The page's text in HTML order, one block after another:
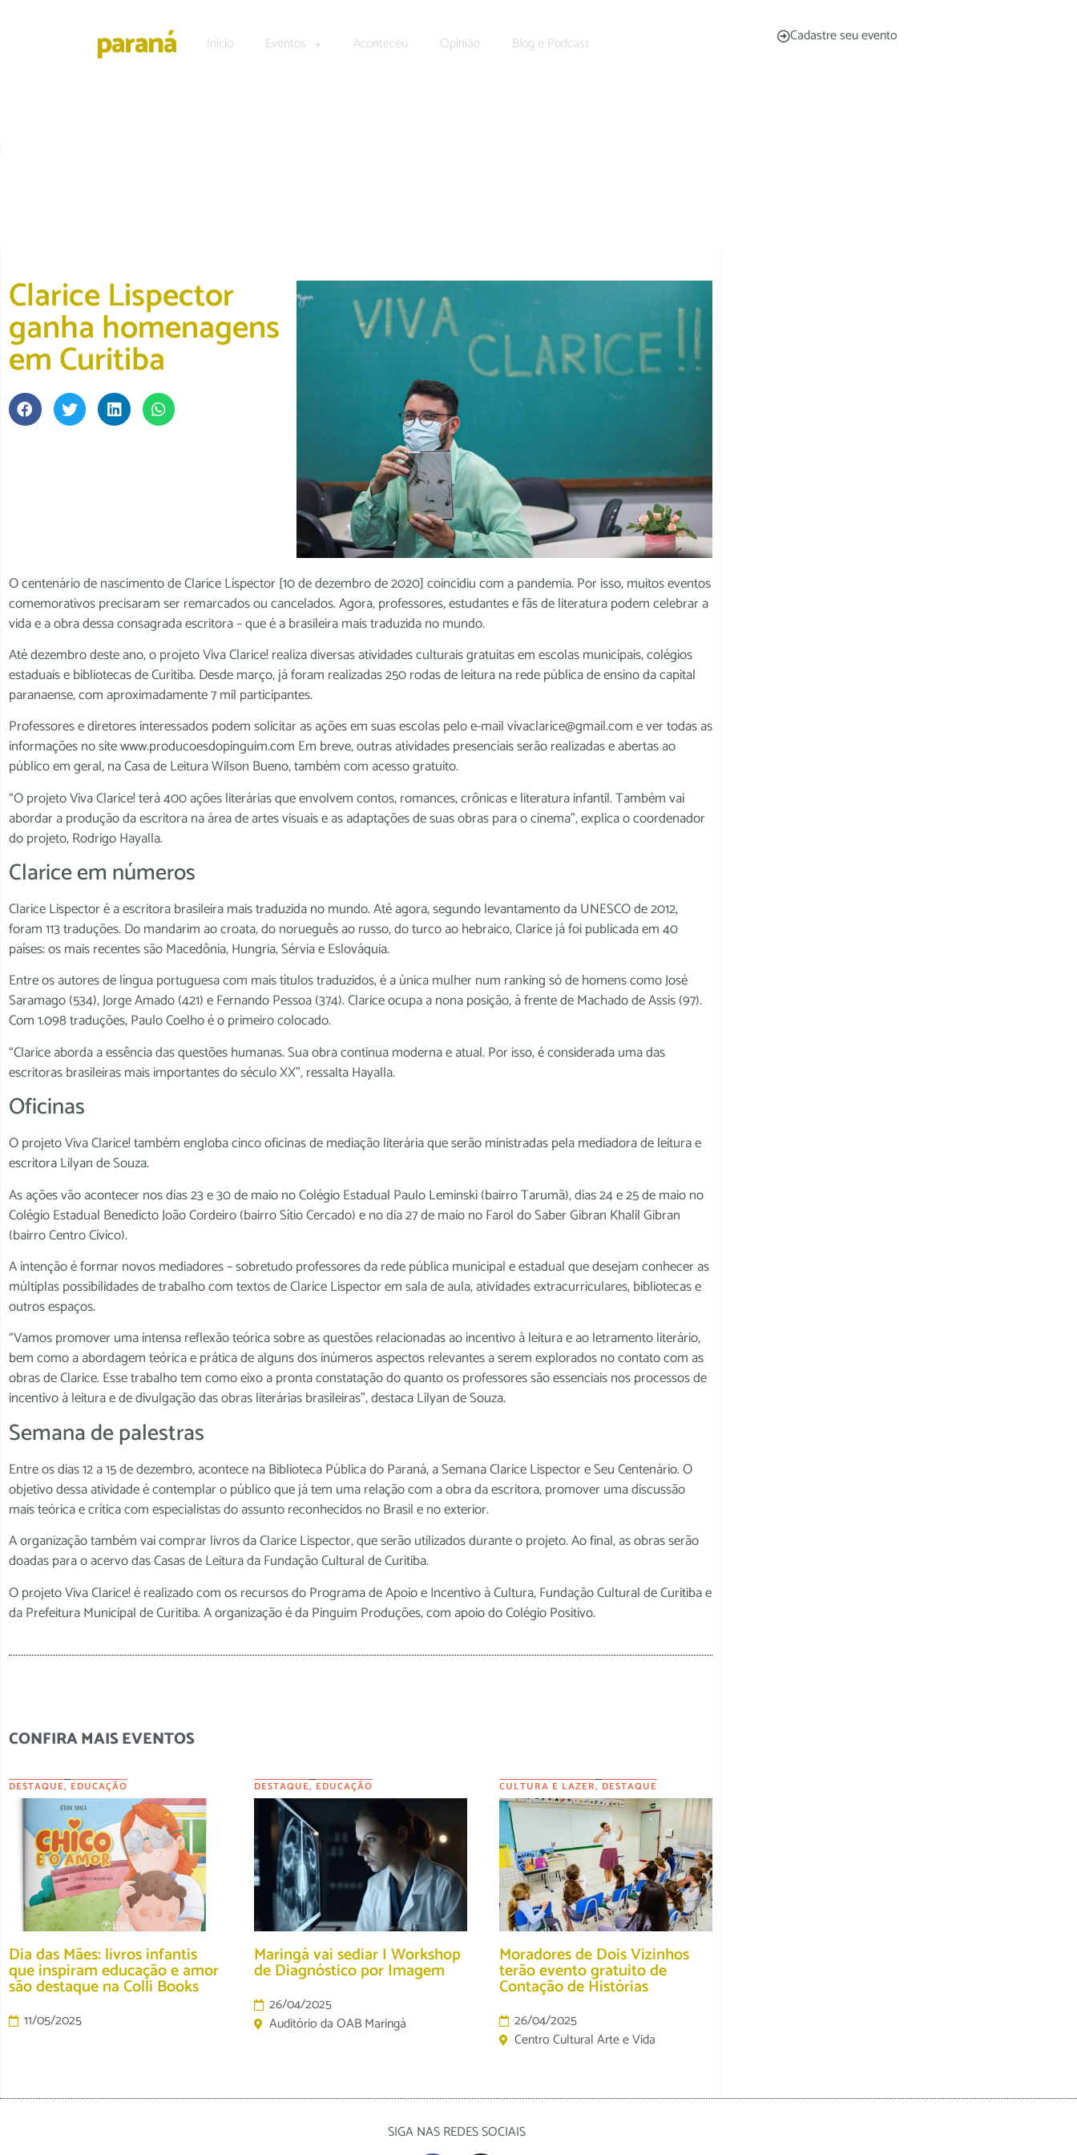
Início Eventos Aconteceu Opinião Blog e Podcast Cadastre seu evento
Clarice Lispector
ganha homenagens
em Curitiba
O centenário de nascimento de Clarice Lispector [10 de dezembro de 2020] coincidiu com a pandemia. Por isso, muitos eventos
comemorativos precisaram ser remarcados ou cancelados. Agora, professores, estudantes e fãs de literatura podem celebrar a
vida e a obra dessa consagrada escritora – que é a brasileira mais traduzida no mundo.
Até dezembro deste ano, o projeto Viva Clarice! realiza diversas atividades culturais gratuitas em escolas municipais, colégios
estaduais e bibliotecas de Curitiba. Desde março, já foram realizadas 250 rodas de leitura na rede pública de ensino da capital
paranaense, com aproximadamente 7 mil participantes.
Professores e diretores interessados podem solicitar as ações em suas escolas pelo e-mail vivaclarice@gmail.com e ver todas as
informações no site www.producoesdopinguim.com Em breve, outras atividades presenciais serão realizadas e abertas ao
público em geral, na Casa de Leitura Wilson Bueno, também com acesso gratuito.
“O projeto Viva Clarice! terá 400 ações literárias que envolvem contos, romances, crônicas e literatura infantil. Também vai
abordar a produção da escritora na área de artes visuais e as adaptações de suas obras para o cinema”, explica o coordenador
do projeto, Rodrigo Hayalla.
Clarice em números
Clarice Lispector é a escritora brasileira mais traduzida no mundo. Até agora, segundo levantamento da UNESCO de 2012,
foram 113 traduções. Do mandarim ao croata, do norueguês ao russo, do turco ao hebraico, Clarice já foi publicada em 40
países: os mais recentes são Macedônia, Hungria, Sérvia e Eslováquia.
Entre os autores de língua portuguesa com mais títulos traduzidos, é a única mulher num ranking só de homens como José
Saramago (534), Jorge Amado (421) e Fernando Pessoa (374). Clarice ocupa a nona posição, à frente de Machado de Assis (97).
Com 1.098 traduções, Paulo Coelho é o primeiro colocado.
“Clarice aborda a essência das questões humanas. Sua obra continua moderna e atual. Por isso, é considerada uma das
escritoras brasileiras mais importantes do século XX”, ressalta Hayalla.
Oficinas
O projeto Viva Clarice! também engloba cinco oficinas de mediação literária que serão ministradas pela mediadora de leitura e
escritora Lilyan de Souza.
As ações vão acontecer nos dias 23 e 30 de maio no Colégio Estadual Paulo Leminski (bairro Tarumã), dias 24 e 25 de maio no
Colégio Estadual Benedicto João Cordeiro (bairro Sítio Cercado) e no dia 27 de maio no Farol do Saber Gibran Khalil Gibran
(bairro Centro Cívico).
A intenção é formar novos mediadores – sobretudo professores da rede pública municipal e estadual que desejam conhecer as
múltiplas possibilidades de trabalho com textos de Clarice Lispector em sala de aula, atividades extracurriculares, bibliotecas e
outros espaços.
“Vamos promover uma intensa reflexão teórica sobre as questões relacionadas ao incentivo à leitura e ao letramento literário,
bem como a abordagem teórica e prática de alguns dos inúmeros aspectos relevantes a serem explorados no contato com as
obras de Clarice. Esse trabalho tem como eixo a pronta constatação do quanto os professores são essenciais nos processos de
incentivo à leitura e de divulgação das obras literárias brasileiras”, destaca Lilyan de Souza.
Semana de palestras
Entre os dias 12 a 15 de dezembro, acontece na Biblioteca Pública do Paraná, a Semana Clarice Lispector e Seu Centenário. O
objetivo dessa atividade é contemplar o público que já tem uma relação com a obra da escritora, promover uma discussão
mais teórica e crítica com especialistas do assunto reconhecidos no Brasil e no exterior.
A organização também vai comprar livros da Clarice Lispector, que serão utilizados durante o projeto. Ao final, as obras serão
doadas para o acervo das Casas de Leitura da Fundação Cultural de Curitiba.
O projeto Viva Clarice! é realizado com os recursos do Programa de Apoio e Incentivo à Cultura, Fundação Cultural de Curitiba e
da Prefeitura Municipal de Curitiba. A organização é da Pinguim Produções, com apoio do Colégio Positivo.
CONFIRA MAIS EVENTOS
DESTAQUE, EDUCAÇÃO
Dia das Mães: livros infantis
que inspiram educação e amor
são destaque na Colli Books
11/05/2025
DESTAQUE, EDUCAÇÃO
Maringá vai sediar I Workshop
de Diagnóstico por Imagem
26/04/2025
Auditório da OAB Maringá
CULTURA E LAZER, DESTAQUE
Moradores de Dois Vizinhos
terão evento gratuito de
Contação de Histórias
26/04/2025
Centro Cultural Arte e Vida
SIGA NAS REDES SOCIAIS